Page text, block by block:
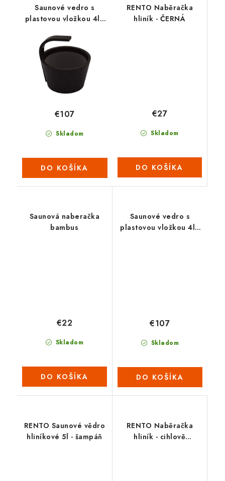
Saunové vedro s
plastovou vložkou 4l -
Skladom
€107
DO KOŠÍKA
RENTO Naběračka
hliník - ČERNÁ
Skladom
€27
DO KOŠÍKA
Saunová naberačka
bambus
Skladom
€22
DO KOŠÍKA
Saunové vedro s
plastovou vložkou 4l -
Skladom
€107
DO KOŠÍKA
RENTO Saunové vědro
hliníkové 5l - šampáň
RENTO Naběračka
hliník - cihlově